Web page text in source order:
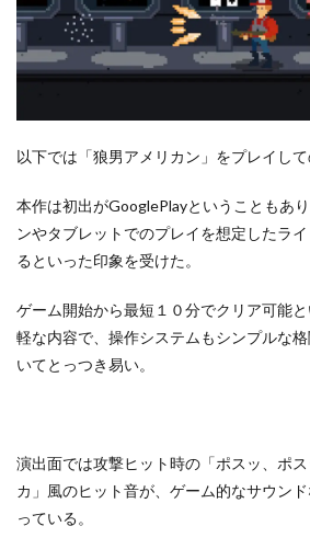
以下では「狼男アメリカン」をプレイして
本作は初出がGooglePlayということもあ
ンやタブレットでのプレイを想定したラ
るといった印象を受けた。
ゲーム開始から最短１０分でクリア可能
軽な内容で、操作システムもシンプルな
いてとっつき易い。
演出面では攻撃ヒット時の「ポスッ、ポ
カ」風のヒット音が、ゲーム的なサウン
っている。